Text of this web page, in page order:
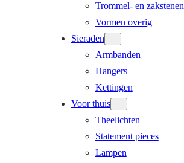
Trommel- en zakstenen
Vormen overig
Sieraden
Armbanden
Hangers
Kettingen
Voor thuis
Theelichten
Statement pieces
Lampen